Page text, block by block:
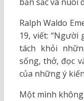
Ralph Waldo
19, viết: “Người
tách khỏi
sống, thở, đọc
của những ý
Một mình